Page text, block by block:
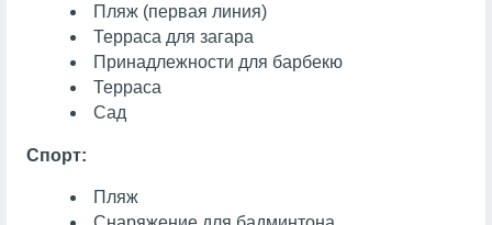
Пляж (первая линия)
Терраса для загара
Принадлежности для барбекю
Терраса
Сад
Спорт:
Пляж